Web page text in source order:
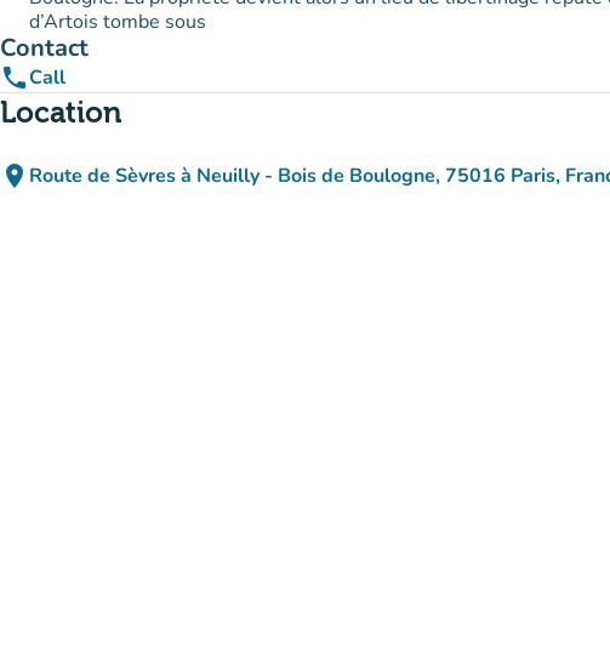
d’Artois tombe sous
Contact
phoneCall
Location
place Route de Sèvres à Neuilly - Bois de Boulogne, 75016 Paris,
(open in Google Maps)
(new tab)